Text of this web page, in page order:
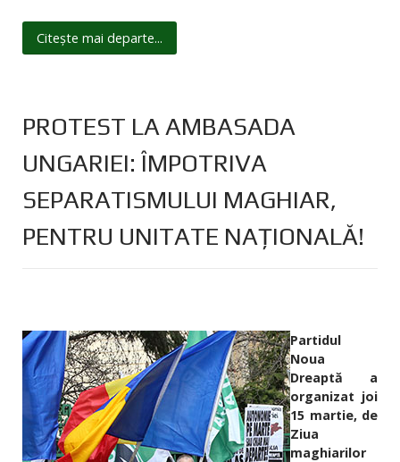
Citește mai departe...
PROTEST LA AMBASADA
UNGARIEI: ÎMPOTRIVA
SEPARATISMULUI MAGHIAR,
PENTRU UNITATE NAȚIONALĂ!
Partidul
Noua
Dreaptă a
organizat joi
15 martie, de
Ziua
maghiarilor